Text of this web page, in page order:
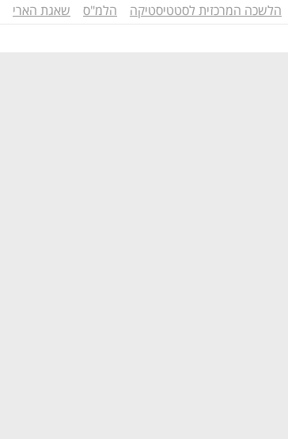
הלשכה המרכזית לסטטיסטיקה הלמ"ס שאגת הארי